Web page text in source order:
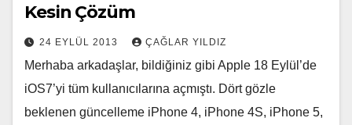
Kesin Çözüm
24 EYLÜL 2013 ÇAĞLAR YILDIZ
Merhaba arkadaşlar, bildiğiniz gibi Apple 18 Eylül’de
iOS7’yi tüm kullanıcılarına açmıştı. Dört gözle
beklenen güncelleme iPhone 4, iPhone 4S, iPhone 5,